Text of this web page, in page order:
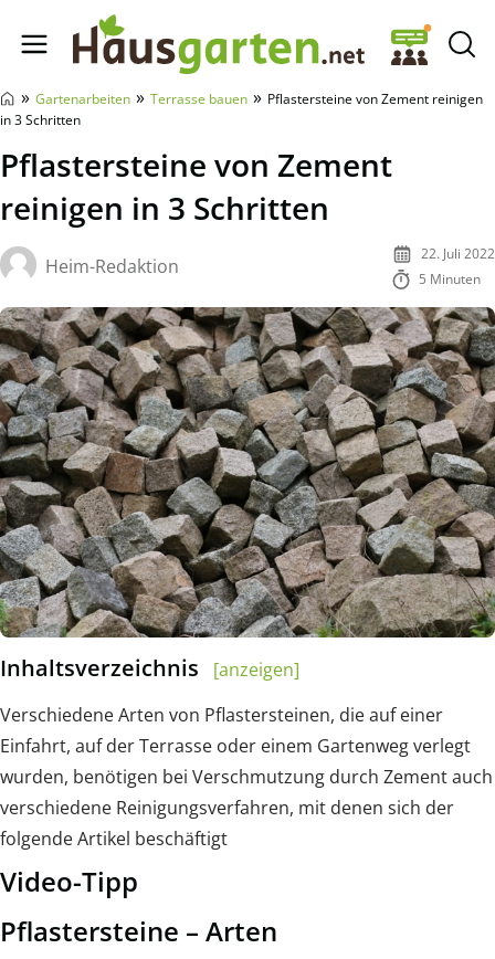
Hausgarten.net
» Gartenarbeiten » Terrasse bauen » Pflastersteine von Zement reinigen
in 3 Schritten
Pflastersteine von Zement
reinigen in 3 Schritten
Heim-Redaktion
22. Juli 2022
5 Minuten
Inhaltsverzeichnis
[anzeigen]
Verschiedene Arten von Pflastersteinen, die auf einer
Einfahrt, auf der Terrasse oder einem Gartenweg verlegt
wurden, benötigen bei Verschmutzung durch Zement auch
verschiedene Reinigungsverfahren, mit denen sich der
folgende Artikel beschäftigt
Video-Tipp
Pflastersteine – Arten